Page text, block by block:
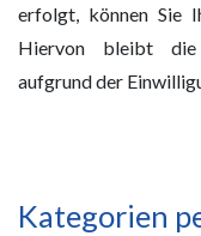
erfolgt, können Sie
Hiervon bleibt die
aufgrund der
Kategorien